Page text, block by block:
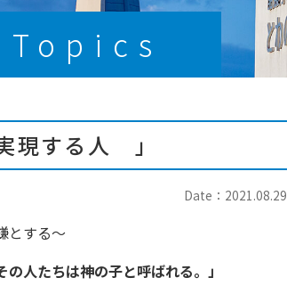
Topics
現する人 」
Date：2021.08.29
とする～
人たちは神の子と呼ばれる。」